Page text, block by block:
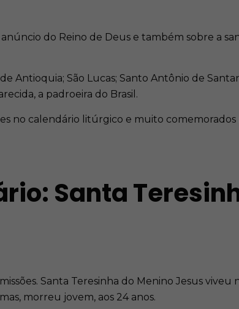
do Reino de Deus e também sobre a
Antioquia; São Lucas; Santo Antônio de
a padroeira do Brasil.
no calendário litúrgico e muito
Santa
Santa Teresinha do Menino Jesus
morreu jovem, aos 24 anos.